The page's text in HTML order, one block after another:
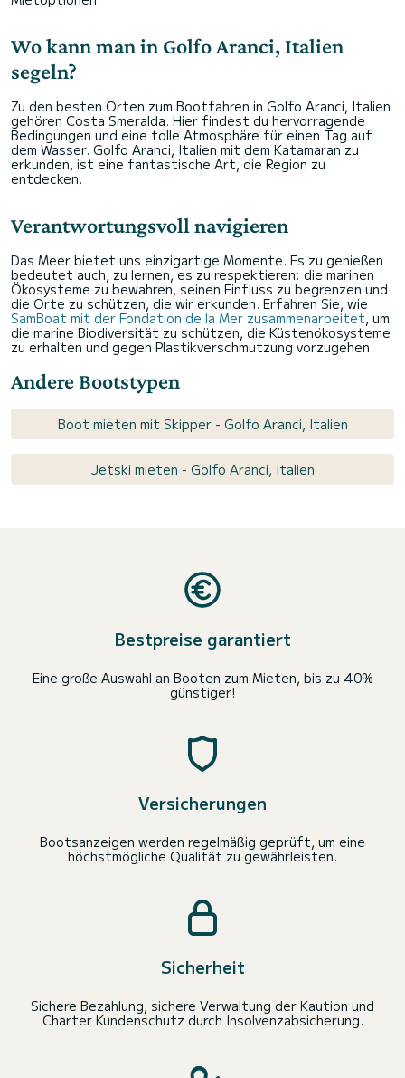
Wo kann man in Golfo Aranci, Italien
segeln?
Zu den besten Orten zum Bootfahren in Golfo Aranci, Italien
gehören Costa Smeralda. Hier findest du hervorragende
Bedingungen und eine tolle Atmosphäre für einen Tag auf
dem Wasser. Golfo Aranci, Italien mit dem Katamaran zu
erkunden, ist eine fantastische Art, die Region zu
entdecken.
Verantwortungsvoll navigieren
Das Meer bietet uns einzigartige Momente. Es zu genießen
bedeutet auch, zu lernen, es zu respektieren: die marinen
Ökosysteme zu bewahren, seinen Einfluss zu begrenzen und
die Orte zu schützen, die wir erkunden. Erfahren Sie, wie
SamBoat mit der Fondation de la Mer zusammenarbeitet, um
die marine Biodiversität zu schützen, die Küstenökosysteme
zu erhalten und gegen Plastikverschmutzung vorzugehen.
Andere Bootstypen
Boot mieten mit Skipper - Golfo Aranci, Italien
Jetski mieten - Golfo Aranci, Italien
Bestpreise garantiert
Eine große Auswahl an Booten zum Mieten, bis zu 40%
günstiger!
Versicherungen
Bootsanzeigen werden regelmäßig geprüft, um eine
höchstmögliche Qualität zu gewährleisten.
Sicherheit
Sichere Bezahlung, sichere Verwaltung der Kaution und
Charter Kundenschutz durch Insolvenzabsicherung.